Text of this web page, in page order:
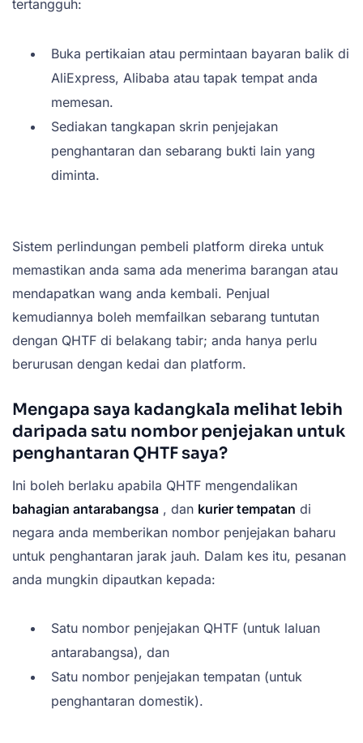
tertangguh:
Buka pertikaian atau permintaan bayaran balik di
AliExpress, Alibaba atau tapak tempat anda
memesan.
Sediakan tangkapan skrin penjejakan
penghantaran dan sebarang bukti lain yang
diminta.
Sistem perlindungan pembeli platform direka untuk
memastikan anda sama ada menerima barangan atau
mendapatkan wang anda kembali. Penjual
kemudiannya boleh memfailkan sebarang tuntutan
dengan QHTF di belakang tabir; anda hanya perlu
berurusan dengan kedai dan platform.
Mengapa saya kadangkala melihat lebih
daripada satu nombor penjejakan untuk
penghantaran QHTF saya?
Ini boleh berlaku apabila QHTF mengendalikan
bahagian antarabangsa , dan kurier tempatan di
negara anda memberikan nombor penjejakan baharu
untuk penghantaran jarak jauh. Dalam kes itu, pesanan
anda mungkin dipautkan kepada:
Satu nombor penjejakan QHTF (untuk laluan
antarabangsa), dan
Satu nombor penjejakan tempatan (untuk
penghantaran domestik).